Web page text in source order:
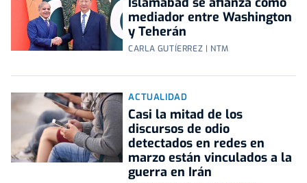
mediador entre Washington
y Teherán
CARLA GUTÍERREZ | NTM
ACTUALIDAD
Casi la mitad de los
discursos de odio
detectados en redes en
marzo están vinculados a la
guerra en Irán